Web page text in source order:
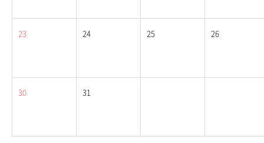
23 24 25 26
30 31